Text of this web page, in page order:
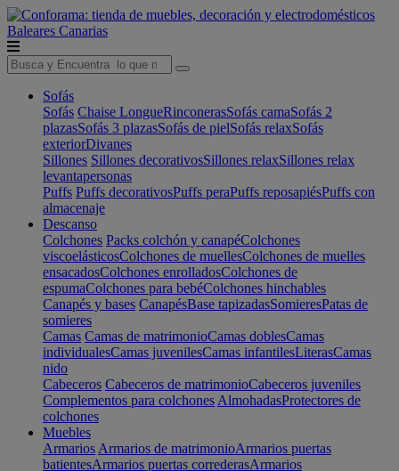
Baleares Canarias
Sofás
Sofás Chaise LongueRinconerasSofás camaSofás 2
plazasSofás 3 plazasSofás de pielSofás relaxSofás
exteriorDivanes
Sillones Sillones decorativosSillones relaxSillones relax
levantapersonas
Puffs Puffs decorativosPuffs peraPuffs reposapiésPuffs con
almacenaje
Descanso
Colchones Packs colchón y canapéColchones
viscoelásticosColchones de muellesColchones de muelles
ensacadosColchones enrolladosColchones de
espumaColchones para bebéColchones hinchables
Canapés y bases CanapésBase tapizadasSomieresPatas de
somieres
Camas Camas de matrimonioCamas doblesCamas
individualesCamas juvenilesCamas infantilesLiterasCamas
nido
Cabeceros Cabeceros de matrimonioCabeceros juveniles
Complementos para colchones AlmohadasProtectores de
colchones
Muebles
Armarios Armarios de matrimonioArmarios puertas
batientesArmarios puertas correderasArmarios